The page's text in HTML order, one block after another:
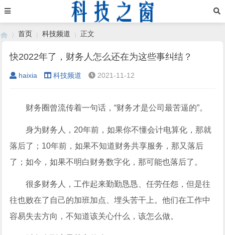
›
首页
›
科技频道
›
正文
快2022年了，财务人怎么还在为这些事纠结？
haixia 科技频道 2021-11-12
财务圈曾流传着一句话，“财务才是公司最苦逼的”。
身为财务人，20年前，如果你不懂会计电算化，那就
落后了；10年前，如果不知道财务共享服务，那又落后
了；如今，如果不明白财务数字化，那可能也落后了。
很多财务人，工作起来勤勤恳恳、任劳任怨，但是往
往也败在了自己的加班加点、埋头苦干上。他们在工作中
容易失去方向，不知道该关心什么，该怎么做。